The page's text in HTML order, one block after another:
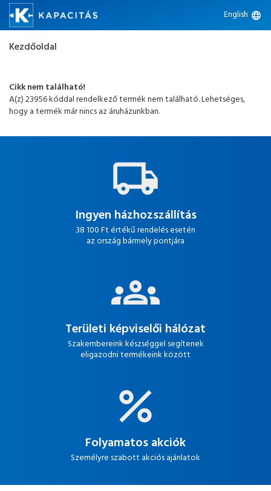
English language
Kezdőoldal
Cikk nem található!
A(z) 23956 kóddal rendelkező termék nem található. Lehetséges,
hogy a termék már nincs az áruházunkban.
Ingyen házhozszállítás
38 100 Ft értékű rendelés esetén
az ország bármely pontjára
Területi képviselői hálózat
Szakembereink készséggel segítenek
eligazodni termékeink között
Folyamatos akciók
Személyre szabott akciós ajánlatok